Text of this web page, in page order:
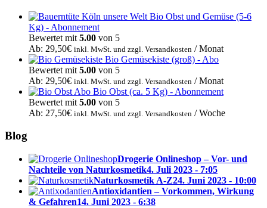
Bio Obst und Gemüse (5-6
Kg) - Abonnement
Bewertet mit 5.00 von 5
Ab: 29,50€ inkl. MwSt. und zzgl. Versandkosten / Monat
Bio Gemüsekiste (groß) - Abo
Bewertet mit 5.00 von 5
Ab: 29,50€ inkl. MwSt. und zzgl. Versandkosten / Monat
Bio Obst (ca. 5 Kg) - Abonnement
Bewertet mit 5.00 von 5
Ab: 27,50€ inkl. MwSt. und zzgl. Versandkosten / Woche
Blog
Drogerie Onlineshop – Vor- und
Nachteile von Naturkosmetik4. Juli 2023 - 7:05
Naturkosmetik A-Z24. Juni 2023 - 10:00
Antioxidantien – Vorkommen, Wirkung
& Gefahren14. Juni 2023 - 6:38